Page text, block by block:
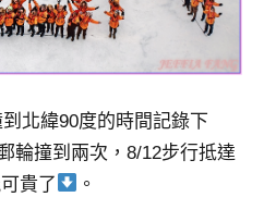
北緯90度的時間記錄下
輪撞到兩次，8/12步行抵達
貴了
。